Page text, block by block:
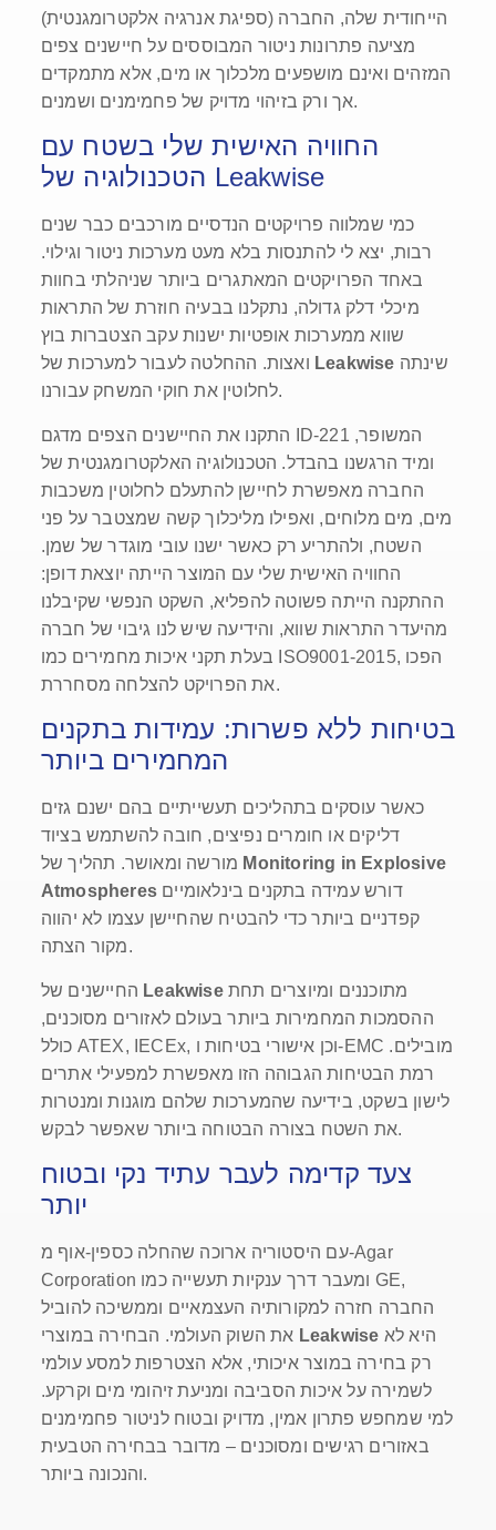
(ספיגת אנרגיה אלקטרומגנטית) הייחודית שלה, החברה
מציעה פתרונות ניטור המבוססים על חיישנים צפים
המזהים ואינם מושפעים מלכלוך או מים, אלא מתמקדים
אך ורק בזיהוי מדויק של פחמימנים ושמנים.
החוויה האישית שלי בשטח עם
הטכנולוגיה של Leakwise
כמי שמלווה פרויקטים הנדסיים מורכבים כבר שנים
רבות, יצא לי להתנסות בלא מעט מערכות ניטור וגילוי.
באחד הפרויקטים המאתגרים ביותר שניהלתי בחוות
מיכלי דלק גדולה, נתקלנו בבעיה חוזרת של התראות
שווא ממערכות אופטיות ישנות עקב הצטברות בוץ
Leakwise
לחלוטין את חוקי המשחק עבורנו.
התקנו את החיישנים הצפים מדגם ID-221 המשופר,
ומיד הרגשנו בהבדל. הטכנולוגיה האלקטרומגנטית של
החברה מאפשרת לחיישן להתעלם לחלוטין משכבות
מים, מים מלוחים, ואפילו מליכלוך קשה שמצטבר על פני
השטח, ולהתריע רק כאשר ישנו עובי מוגדר של שמן.
החוויה האישית שלי עם המוצר הייתה יוצאת דופן:
ההתקנה הייתה פשוטה להפליא, השקט הנפשי שקיבלנו
מהיעדר התראות שווא, והידיעה שיש לנו גיבוי של חברה
בעלת תקני איכות מחמירים כמו ISO9001-2015, הפכו
את הפרויקט להצלחה מסחררת.
בטיחות ללא פשרות: עמידות בתקנים
המחמירים ביותר
כאשר עוסקים בתהליכים תעשייתיים בהם ישנם גזים
דליקים או חומרים נפיצים, חובה להשתמש בציוד
Monitoring in Explosive
Atmospheres
קפדניים ביותר כדי להבטיח שהחיישן עצמו לא יהווה
מקור הצתה.
Leakwiseמתוכננים ומיוצרים תחת
ההסמכות המחמירות ביותר בעולם לאזורים מסוכנים,
כולל ATEX, IECEx, וכן אישורי בטיחות ו-EMC מובילים.
רמת הבטיחות הגבוהה הזו מאפשרת למפעילי אתרים
לישון בשקט, בידיעה שהמערכות שלהם מוגנות ומנטרות
את השטח בצורה הבטוחה ביותר שאפשר לבקש.
צעד קדימה לעבר עתיד נקי ובטוח
יותר
עם היסטוריה ארוכה שהחלה כספין-אוף מ-Agar
Corporation ומעבר דרך ענקיות תעשייה כמו GE,
החברה חזרה למקורותיה העצמאיים וממשיכה להוביל
Leakwise
רק בחירה במוצר איכותי, אלא הצטרפות למסע עולמי
לשמירה על איכות הסביבה ומניעת זיהומי מים וקרקע.
למי שמחפש פתרון אמין, מדויק ובטוח לניטור פחמימנים
באזורים רגישים ומסוכנים – מדובר בבחירה הטבעית
והנכונה ביותר.